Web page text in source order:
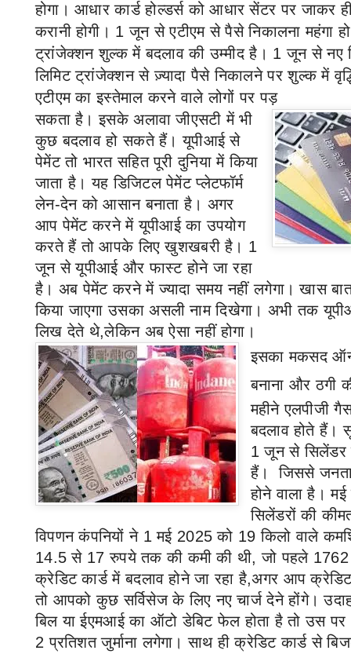
होगा। आधार कार्ड होल्डर्स को आधार सेंटर पर जाकर
करानी होगी। 1जून से एटीएम से पैसे निकालना महंगा
ट्रांजेक्शन शुल्क में बदलाव की उम्मीद है। 1जून से नए
लिमिट ट्रांजेक्शन से ज़्यादा पैसे निकालने पर शुल्क में
एटीएम का इस्तेमाल करने वाले लोगों पर पड़
सकता है। इसके अलावा जीएसटी में भी
कुछ बदलाव हो सकते हैं। यूपीआई से
पेमेंट तो भारत सहित पूरी दुनिया में किया
जाता है। यह डिजिटल पेमेंट प्लेटफॉर्म
लेन-देन को आसान बनाता है। अगर
आप पेमेंट करने में यूपीआई का उपयोग
करते हैं तो आपके लिए खुशखबरी है। 1
जून से यूपीआई और फास्ट होने जा रहा
है। अब पेमेंट करने में ज्यादा समय नहीं लगेगा। खास
किया जाएगा उसका असली नाम दिखेगा। अभी तक
लिख देते थे,लेकिन अब ऐसा नहीं होगा।
इसका मकसद
बनाना और ठगी
महीने एलपीजी
बदलाव होते हैं।
1जून से सिलेंडर
हैं। जिससे
होने वाला है। मई
सिलेंडरों की
विपणन कंपनियों ने 1मई 2025को 19किलो वाले
14.5से 17रुपये तक की कमी की थी,जो पहले
क्रेडिट कार्ड में बदलाव होने जा रहा है,अगर आप
तो आपको कुछ सर्विसेज के लिए नए चार्ज देने होंगे।
बिल या ईएमआई का ऑटो डेबिट फेल होता है तो उस पर
2प्रतिशत जुर्माना लगेगा। साथ ही क्रेडिट कार्ड से